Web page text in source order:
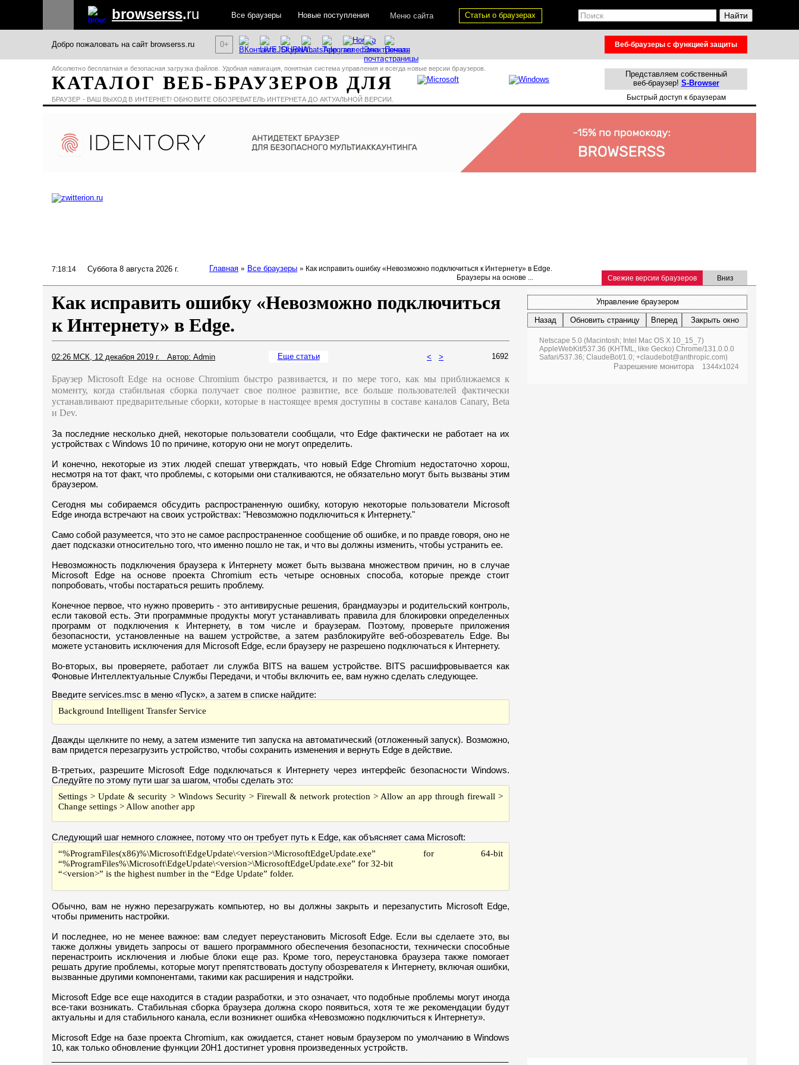
Вниз
Свежие версии браузеров
7:18:14 Суббота 8 августа 2026 г. Главная » Все браузеры » Как исправить ошибку «Невозможно подключиться к Интернету» в Edge.
02:26 МСК, 12 декабря 2019 г. Автор: Admin
Браузер Microsoft Edge на основе Chromium быстро развивается, и по мере того, как мы приближаемся к
моменту, когда стабильная сборка получает свое полное развитие, все больше пользователей фактически
устанавливают предварительные сборки, которые в настоящее время доступны в составе каналов Canary, Beta
и Dev.
За последние несколько дней, некоторые пользователи сообщали, что Edge фактически не работает на их
устройствах с Windows 10 по причине, которую они не могут определить.
И конечно, некоторые из этих людей спешат утверждать, что новый Edge Chromium недостаточно хорош,
несмотря на тот факт, что проблемы, с которыми они сталкиваются, не обязательно могут быть вызваны этим
браузером.
Сегодня мы собираемся обсудить распространенную ошибку, которую некоторые пользователи Microsoft
Edge иногда встречают на своих устройствах: "Невозможно подключиться к Интернету."
Само собой разумеется, что это не самое распространенное сообщение об ошибке, и по правде говоря, оно не
дает подсказки относительно того, что именно пошло не так, и что вы должны изменить, чтобы устранить ее.
Невозможность подключения браузера к Интернету может быть вызвана множеством причин, но в случае
Microsoft Edge на основе проекта Chromium есть четыре основных способа, которые прежде стоит
попробовать, чтобы постараться решить проблему.
Конечное первое, что нужно проверить - это антивирусные решения, брандмауэры и родительский контроль,
если таковой есть. Эти программные продукты могут устанавливать правила для блокировки определенных
программ от подключения к Интернету, в том числе и браузерам. Поэтому, проверьте приложения
безопасности, установленные на вашем устройстве, а затем разблокируйте веб-обозреватель Edge. Вы
можете установить исключения для Microsoft Edge, если браузеру не разрешено подключаться к Интернету.
Во-вторых, вы проверяете, работает ли служба BITS на вашем устройстве. BITS расшифровывается как
Фоновые Интеллектуальные Службы Передачи, и чтобы включить ее, вам нужно сделать следующее.
1344x1024
Netscape 5.0 (Macintosh; Intel Mac OS X 10_15_7)
AppleWebKit/537.36 (KHTML, like Gecko) Chrome/131.0.0.0
Safari/537.36; ClaudeBot/1.0; +claudebot@anthropic.com)
Разрешение монитора
Назад Вперед
Обновить страницу Закрыть окно
Управление браузером
Как исправить ошибку «Невозможно подключиться
к Интернету» в Edge.
1692
Еще статьи < >
Background Intelligent Transfer Service
Введите services.msc в меню «Пуск», а затем в списке найдите:
Дважды щелкните по нему, а затем измените тип запуска на автоматический (отложенный запуск). Возможно,
вам придется перезагрузить устройство, чтобы сохранить изменения и вернуть Edge в действие.
В-третьих, разрешите Microsoft Edge подключаться к Интернету через интерфейс безопасности Windows.
Следуйте по этому пути шаг за шагом, чтобы сделать это:
Settings > Update & security > Windows Security > Firewall & network protection > Allow an app through firewall >
Change settings > Allow another app
Следующий шаг немного сложнее, потому что он требует путь к Edge, как объясняет сама Microsoft:
“%ProgramFiles(x86)%\Microsoft\EdgeUpdate\<version>\MicrosoftEdgeUpdate.exe” for 64-bit
“%ProgramFiles%\Microsoft\EdgeUpdate\<version>\MicrosoftEdgeUpdate.exe” for 32-bit
“<version>” is the highest number in the “Edge Update” folder.
Обычно, вам не нужно перезагружать компьютер, но вы должны закрыть и перезапустить Microsoft Edge,
чтобы применить настройки.
И последнее, но не менее важное: вам следует переустановить Microsoft Edge. Если вы сделаете это, вы
также должны увидеть запросы от вашего программного обеспечения безопасности, технически способные
перенастроить исключения и любые блоки еще раз. Кроме того, переустановка браузера также помогает
решать другие проблемы, которые могут препятствовать доступу обозревателя к Интернету, включая ошибки,
вызванные другими компонентами, такими как расширения и надстройки.
Microsoft Edge все еще находится в стадии разработки, и это означает, что подобные проблемы могут иногда
все-таки возникать. Стабильная сборка браузера должна скоро появиться, хотя те же рекомендации будут
актуальны и для стабильного канала, если возникнет ошибка «Невозможно подключиться к Интернету».
Microsoft Edge на базе проекта Chromium, как ожидается, станет новым браузером по умолчанию в Windows
10, как только обновление функции 20H1 достигнет уровня произведенных устройств.
Браузеры на основе ...
КАТАЛОГ ВЕБ-БРАУЗЕРОВ ДЛЯ
Абсолютно бесплатная и безопасная загрузка файлов. Удобная навигация, понятная система управления и всегда новые версии браузеров.
БРАУЗЕР - ВАШ ВЫХОД В ИНТЕРНЕТ! ОБНОВИТЕ ОБОЗРЕВАТЕЛЬ ИНТЕРНЕТА ДО АКТУАЛЬНОЙ ВЕРСИИ.
Представляем собственный
веб-браузер! S-Browser
Быстрый доступ к браузерам
0+ Веб-браузеры с функцией защиты
Добро пожаловать на сайт browserss.ru
Статьи о браузерах
browserss.ru Все браузеры Новые поступления Меню сайта